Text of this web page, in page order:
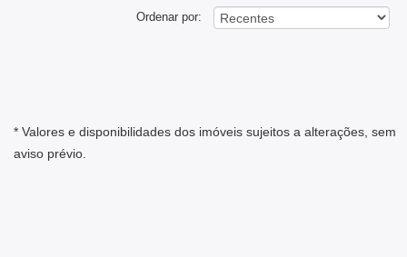
Ordenar por:
* Valores e disponibilidades dos imóveis sujeitos a alterações, sem
aviso prévio.